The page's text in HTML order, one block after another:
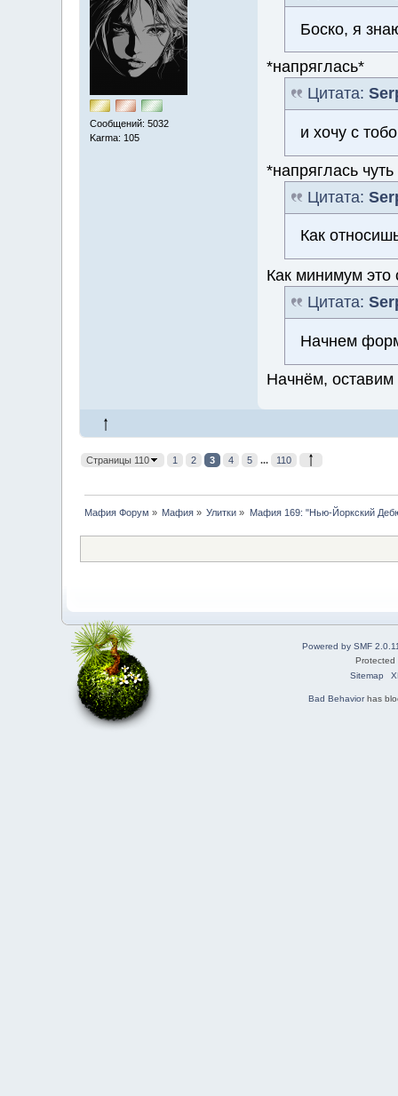
Сообщений: 5032
Karma: 105
Боско, я
*напряглась*
Цитата:
и хочу с
*напряглась
Цитата:
Как
Как минимум это
Цитата:
Начнем
Начнём, оставим
Страницы 110 1 2 3 4 5 ... 110
Мафия Форум » Мафия » Улитки » Мафия 169: "Нью-Йоркский
Powered by SMF
Sitemap
Bad Behaviorhas